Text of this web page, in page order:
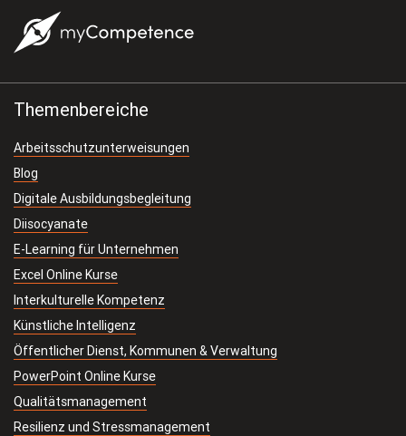
Themenbereiche
Arbeitsschutzunterweisungen
Blog
Digitale Ausbildungsbegleitung
Diisocyanate
E-Learning für Unternehmen
Excel Online Kurse
Interkulturelle Kompetenz
Künstliche Intelligenz
Öffentlicher Dienst, Kommunen & Verwaltung
PowerPoint Online Kurse
Qualitätsmanagement
Resilienz und Stressmanagement